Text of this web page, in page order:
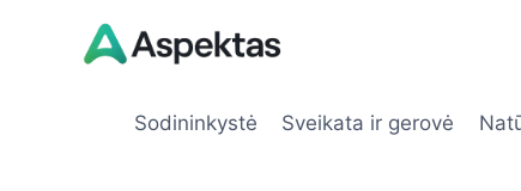
Sodininkystė Sveikata ir gerovė